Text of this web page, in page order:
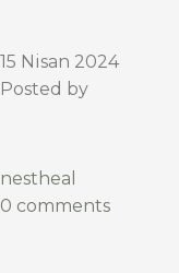
15 Nisan 2024
Posted by
nestheal
0 comments